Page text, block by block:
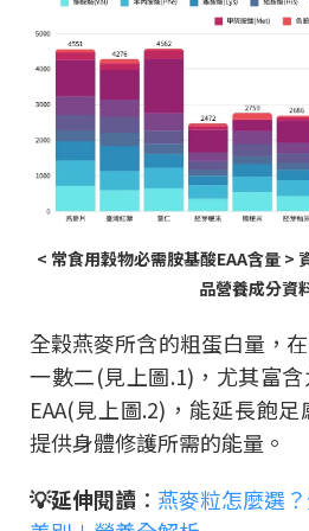
< 常食用穀物必需胺基酸EAA含量 >
品營養成分資
全穀燕麥所含的粗蛋白量，
一數二(見上圖.1)，尤其富
EAA(見上圖.2)，能延長飽
提供身體修護所需的能量。
💡延伸閱讀 ： 燕麥粒怎麼選